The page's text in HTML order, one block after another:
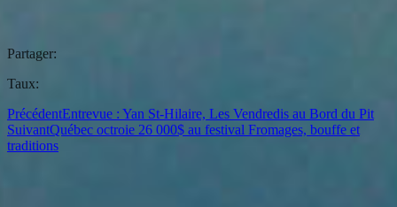
Partager:
Taux:
PrécédentEntrevue : Yan St-Hilaire, Les Vendredis au Bord du Pit
SuivantQuébec octroie 26 000$ au festival Fromages, bouffe et
traditions